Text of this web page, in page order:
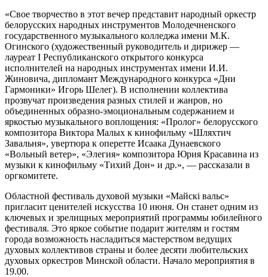
«Свое творчество в этот вечер представит народный оркестр
белорусских народных инструментов Молодечненского
государственного музыкального колледжа имени М.К.
Огинского (художественный руководитель и дирижер —
лауреат I Республиканского открытого конкурса
исполнителей на народных инструментах имени И.И.
Жиновича, дипломант Международного конкурса «Дни
Гармоники» Игорь Шелег). В исполнении коллектива
прозвучат произведения разных стилей и жанров, но
объединенных образно-эмоциональным содержанием и
яркостью музыкального воплощения: «Пролог» белорусского
композитора Виктора Малых к кинофильму «Шляхтич
Завальня», увертюра к оперетте Исаака Дунаевского
«Вольный ветер», «Элегия» композитора Юрия Красавина из
музыки к кинофильму «Тихий Дон» и др.», — рассказали в
оргкомитете.
Областной фестиваль духовой музыки «Майскі вальс»
пригласит ценителей искусства 10 июня. Он станет одним из
ключевых и зрелищных мероприятий программы юбилейного
фестиваля. Это яркое событие подарит жителям и гостям
города возможность насладиться мастерством ведущих
духовых коллективов страны и более десяти любительских
духовых оркестров Минской области. Начало мероприятия в
19.00.